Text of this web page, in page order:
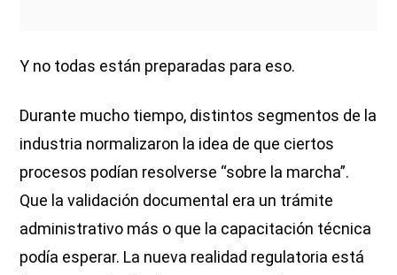
Y no todas están preparadas para eso.
Durante mucho tiempo, distintos segmentos de la
industria normalizaron la idea de que ciertos
procesos podían resolverse “sobre la marcha”.
Que la validación documental era un trámite
administrativo más o que la capacitación técnica
podía esperar. La nueva realidad regulatoria está